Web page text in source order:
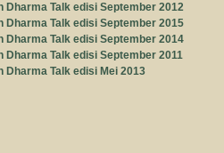
Dharma Talk edisi September 2012
Dharma Talk edisi September 2015
Dharma Talk edisi September 2014
Dharma Talk edisi September 2011
Dharma Talk edisi Mei 2013